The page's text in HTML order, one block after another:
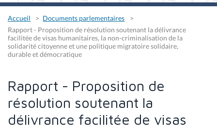
Accueil
Documents parlementaires
Rapport - Proposition de résolution soutenant la délivrance
facilitée de visas humanitaires, la non-criminalisation de la
solidarité citoyenne et une politique migratoire solidaire,
durable et démocratique
Rapport - Proposition de
résolution soutenant la
délivrance facilitée de visas